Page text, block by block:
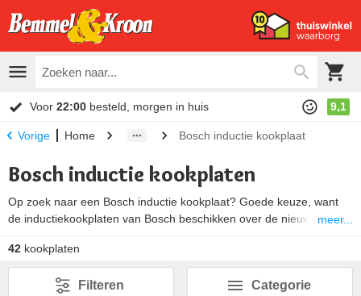
Voor 22:00 besteld, morgen in huis 9,1
Vorige Home Bosch inductie kookplaat
Bosch inductie kookplaten
Op zoek naar een Bosch inductie kookplaat? Goede keuze, want
de inductiekookplaten van Bosch beschikken over de nieuwste
populairder en is het een stuk veiliger dan koken op gas. De
inductie kookplaten van Bosch warmen snel op, isoleren de warmte
en koelen snel af als je de pan van de kookplaat haalt. Ook stel je
meer...
42 kookplaten
Categorie
Filteren